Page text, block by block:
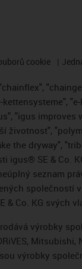
cookie
"igus improves
the dryway",
igus® SE & Co.
seznam
společností
& Co. KG svých
výrobky
výrobky